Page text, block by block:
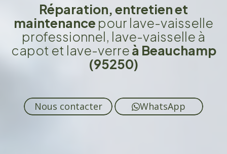
Réparation, entretien et
maintenance pour lave-vaisselle
professionnel, lave-vaisselle à
capot et lave-verreà Beauchamp
(95250)
Nous contacter WhatsApp